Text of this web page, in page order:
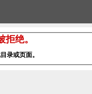
绝。
录或页面。